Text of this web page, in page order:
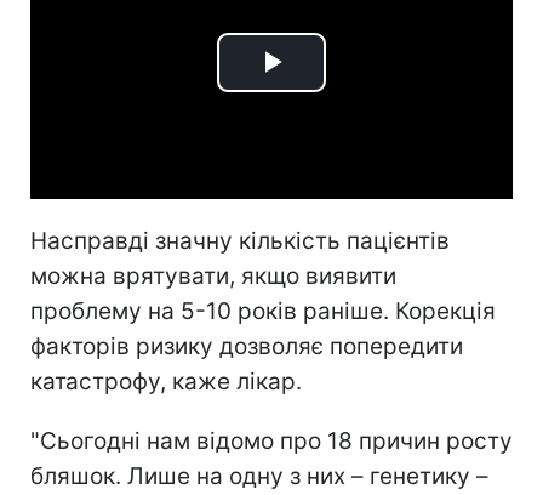
Play
Насправді значну кількість пацієнтів
можна врятувати, якщо виявити
проблему на 5-10 років раніше. Корекція
факторів ризику дозволяє попередити
катастрофу, каже лікар.
"Сьогодні нам відомо про 18 причин росту
бляшок. Лише на одну з них – генетику –